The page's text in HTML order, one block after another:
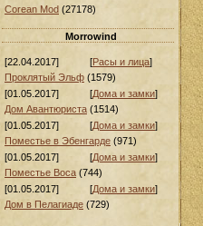
Corean Mod (27178)
Morrowind
[22.04.2017] [Расы и лица]
Проклятый Эльф (1579)
[01.05.2017]
[Дома и замки]
Дом Авантюриста (1514)
[01.05.2017]
[Дома и замки]
Поместье в Эбенгарде (971)
[01.05.2017]
[Дома и замки]
Поместье Воса (744)
[01.05.2017]
[Дома и замки]
Дом в Пелагиаде (729)